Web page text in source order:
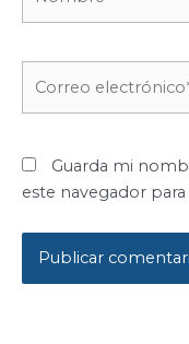
electrónico*
Guarda mi
este navegador